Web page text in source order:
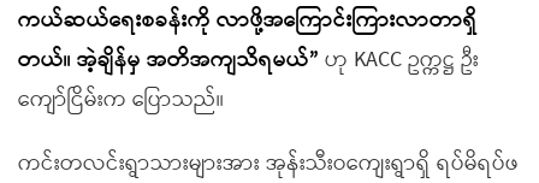
ကယ်ဆယ်ရေးစခန်းကို လာဖို့အကြောင်းကြားလာတာရှိ
တယ်။ အဲ့ချိန်မှ အတိအကျသိရမယ်” ဟု KACC ဥက္ကဋ္ဌ ဦး
ကျော်ငြိမ်းက ပြောသည်။
ကင်းတလင်းရွာသားများအား အုန်းသီးဝကျေးရွာရှိ ရပ်မိရပ်ဖ